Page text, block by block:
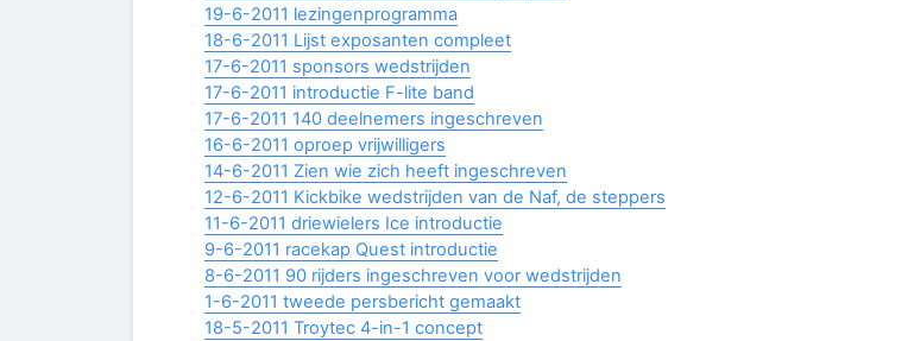
19-6-2011 lezingenprogramma
18-6-2011 Lijst exposanten compleet
17-6-2011 sponsors wedstrijden
17-6-2011 introductie F-lite band
17-6-2011 140 deelnemers ingeschreven
16-6-2011 oproep vrijwilligers
14-6-2011 Zien wie zich heeft ingeschreven
12-6-2011 Kickbike wedstrijden van de Naf, de steppers
11-6-2011 driewielers Ice introductie
9-6-2011 racekap Quest introductie
8-6-2011 90 rijders ingeschreven voor wedstrijden
1-6-2011 tweede persbericht gemaakt
18-5-2011 Troytec 4-in-1 concept